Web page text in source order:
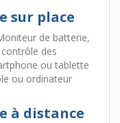
sur place
de batterie,
des
ou tablette
ou ordinateur
à distance